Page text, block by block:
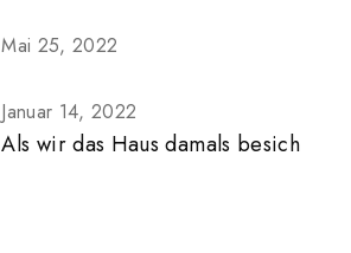
Mai 25, 2022
Januar 14, 2022
Als wir das Haus damals besich